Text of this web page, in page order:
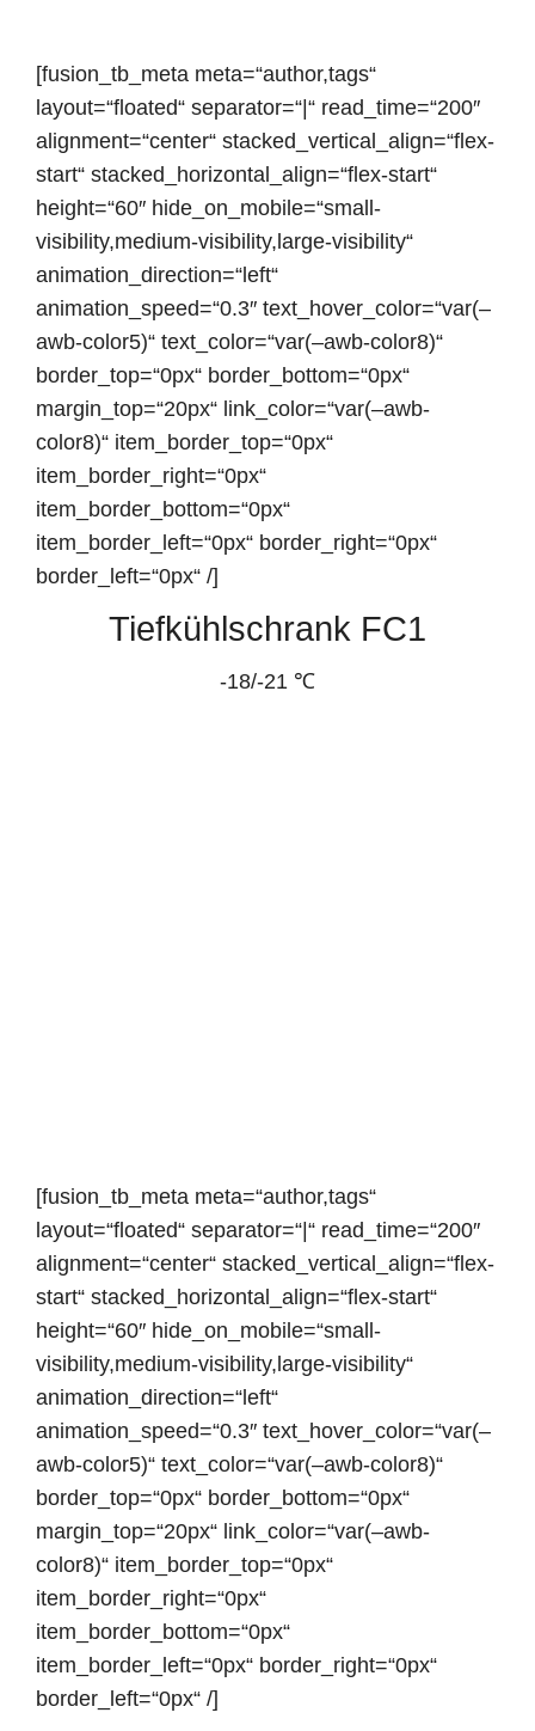
[fusion_tb_meta meta=“author,tags“
layout=“floated“ separator=“|“ read_time=“200″
alignment=“center“ stacked_vertical_align=“flex-
start“ stacked_horizontal_align=“flex-start“
height=“60″ hide_on_mobile=“small-
visibility,medium-visibility,large-visibility“
animation_direction=“left“
animation_speed=“0.3″ text_hover_color=“var(–
awb-color5)“ text_color=“var(–awb-color8)“
border_top=“0px“ border_bottom=“0px“
margin_top=“20px“ link_color=“var(–awb-
color8)“ item_border_top=“0px“
item_border_right=“0px“
item_border_bottom=“0px“
item_border_left=“0px“ border_right=“0px“
border_left=“0px“ /]
Tiefkühlschrank FC1
-18/-21 ℃
[fusion_tb_meta meta=“author,tags“
layout=“floated“ separator=“|“ read_time=“200″
alignment=“center“ stacked_vertical_align=“flex-
start“ stacked_horizontal_align=“flex-start“
height=“60″ hide_on_mobile=“small-
visibility,medium-visibility,large-visibility“
animation_direction=“left“
animation_speed=“0.3″ text_hover_color=“var(–
awb-color5)“ text_color=“var(–awb-color8)“
border_top=“0px“ border_bottom=“0px“
margin_top=“20px“ link_color=“var(–awb-
color8)“ item_border_top=“0px“
item_border_right=“0px“
item_border_bottom=“0px“
item_border_left=“0px“ border_right=“0px“
border_left=“0px“ /]